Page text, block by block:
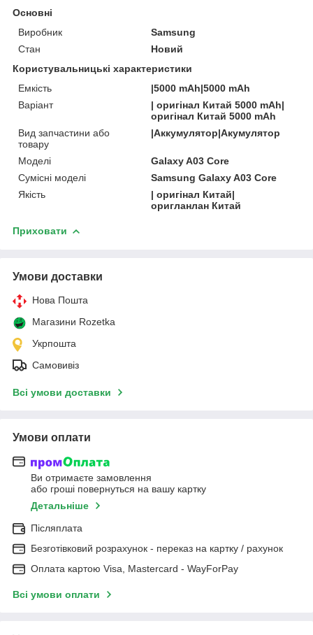
Основні
Виробник
Samsung
Стан
Новий
Користувальницькі характеристики
Емкість
|5000 mAh|5000 mAh
Варіант
| оригінал Китай 5000 mAh|
оригінал Китай 5000 mAh
Вид запчастини або
товару
|Аккумулятор|Акумулятор
Моделі
Galaxy A03 Core
Сумісні моделі
Samsung Galaxy A03 Core
Якість
| оригінал Китай|
оригланлан Китай
Приховати
Умови доставки
Нова Пошта
Магазини Rozetka
Укрпошта
Самовивіз
Всі умови доставки
Умови оплати
Ви отримаєте замовлення
або гроші повернуться на вашу картку
Детальніше
Післяплата
Безготівковий розрахунок - переказ на картку / рахунок
Оплата картою Visa, Mastercard - WayForPay
Всі умови оплати